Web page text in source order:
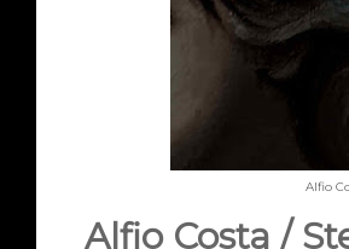
Alfio
Alfio Costa /